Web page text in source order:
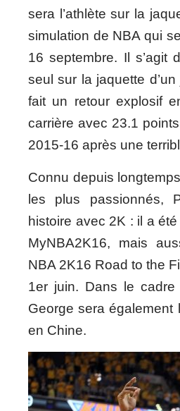
sera l’athlète sur la
simulation de NBA qui
16 septembre. Il s’agit
seul sur la jaquette
fait un retour explosif
carrière avec 23.1
2015-16 après une
Connu depuis
les plus passionnés,
histoire avec 2K : il a
MyNBA2K16, mais
NBA 2K16 Road to the
1er juin. Dans le
George sera également
en Chine.